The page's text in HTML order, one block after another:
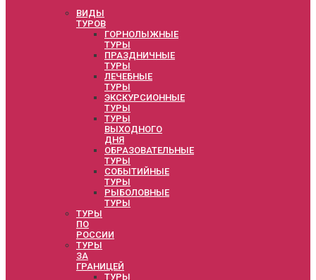
ВИДЫ
ТУРОВ
ГОРНОЛЫЖНЫЕ
ТУРЫ
ПРАЗДНИЧНЫЕ
ТУРЫ
ЛЕЧЕБНЫЕ
ТУРЫ
ЭКСКУРСИОННЫЕ
ТУРЫ
ТУРЫ
ВЫХОДНОГО
ДНЯ
ОБРАЗОВАТЕЛЬНЫЕ
ТУРЫ
СОБЫТИЙНЫЕ
ТУРЫ
РЫБОЛОВНЫЕ
ТУРЫ
ТУРЫ
ПО
РОССИИ
ТУРЫ
ЗА
ГРАНИЦЕЙ
ТУРЫ